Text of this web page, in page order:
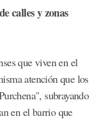
calles y zonas
que viven en el
atención que los
subrayando
en el barrio que